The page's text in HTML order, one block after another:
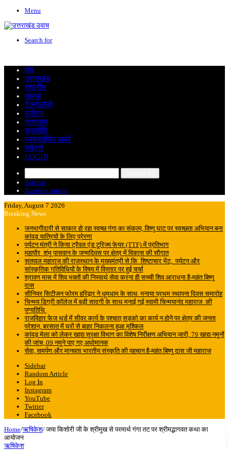
Menu
Search for
होम
उत्तराखंड
राष्ट्रीय
आस्था
टेक्नोलॉजी
दुर्घटना
प्रशासन
राजनीति
एक्सक्लूसिव खबरें
स्पोर्ट्स
LOGIN
Sidebar
Random Article
Friday, August 7 2026
Breaking News
जनभागीदारी से साकार हो रहा स्वच्छ गंगा का संकल्प, विष्णु घाट पर स्वच्छता अभियान बना
कांवड़ यात्रियों के लिए प्रेरणा
पर्यटन मंत्री ने किया ट्रैवल एंड टूरिज्म फेयर (TTF) में प्रतिभाग
महापौर शंभू पासवान के जन्मदिवस पर क्षेत्र में विकास की सौगात
सतपाल महाराज की राजस्थान के मुख्यमंत्री से कि शिष्टाचार भेंट, पर्यटन और
सांस्कृतिक गतिविधियों के विषय में विस्तार पर हुई चर्चा
श्रावण मास में शिव भक्तों की निस्वार्थ सेवा करना ही सच्ची शिव आराधना है-महंत बिष्णु
दास
सीनियर सिटीजन फोरम हरिद्वार ने धूमधाम के साथ मनाया प्रथम स्थापना दिवस समारोह
चिन्मय डिग्री कॉलेज में बड़ी सादगी के साथ मनाई गई स्वामी चिन्मयानंद महाराज की
पुण्यतिथि
राजविहार फेज थर्ड में सीवर कार्य के पश्चात् सड़को का कार्य न होने पर क्षेत्र की जनता
परेशान, बरसात में घरों से बाहर निकलना हुआ मुश्किल
कांवड़ मेला को लेकर खाद्य सुरक्षा विभाग का विशेष निरीक्षण अभियान जारी, 79 खाद्य नमूनों
की जांच, 09 नमूने पाए गए अधोमानक
सेवा, समर्पण और मानवता भारतीय संस्कृति की पहचान है-महंत बिष्णु दास जी महाराज
Sidebar
Random Article
Log In
Instagram
YouTube
Twitter
Facebook
Home/ऋषिकेश/जया किशोरी जी के श्रीमुख से परमार्थ गंगा तट पर श्रीमद्भागवत कथा का
आयोजन
ऋषिकेश